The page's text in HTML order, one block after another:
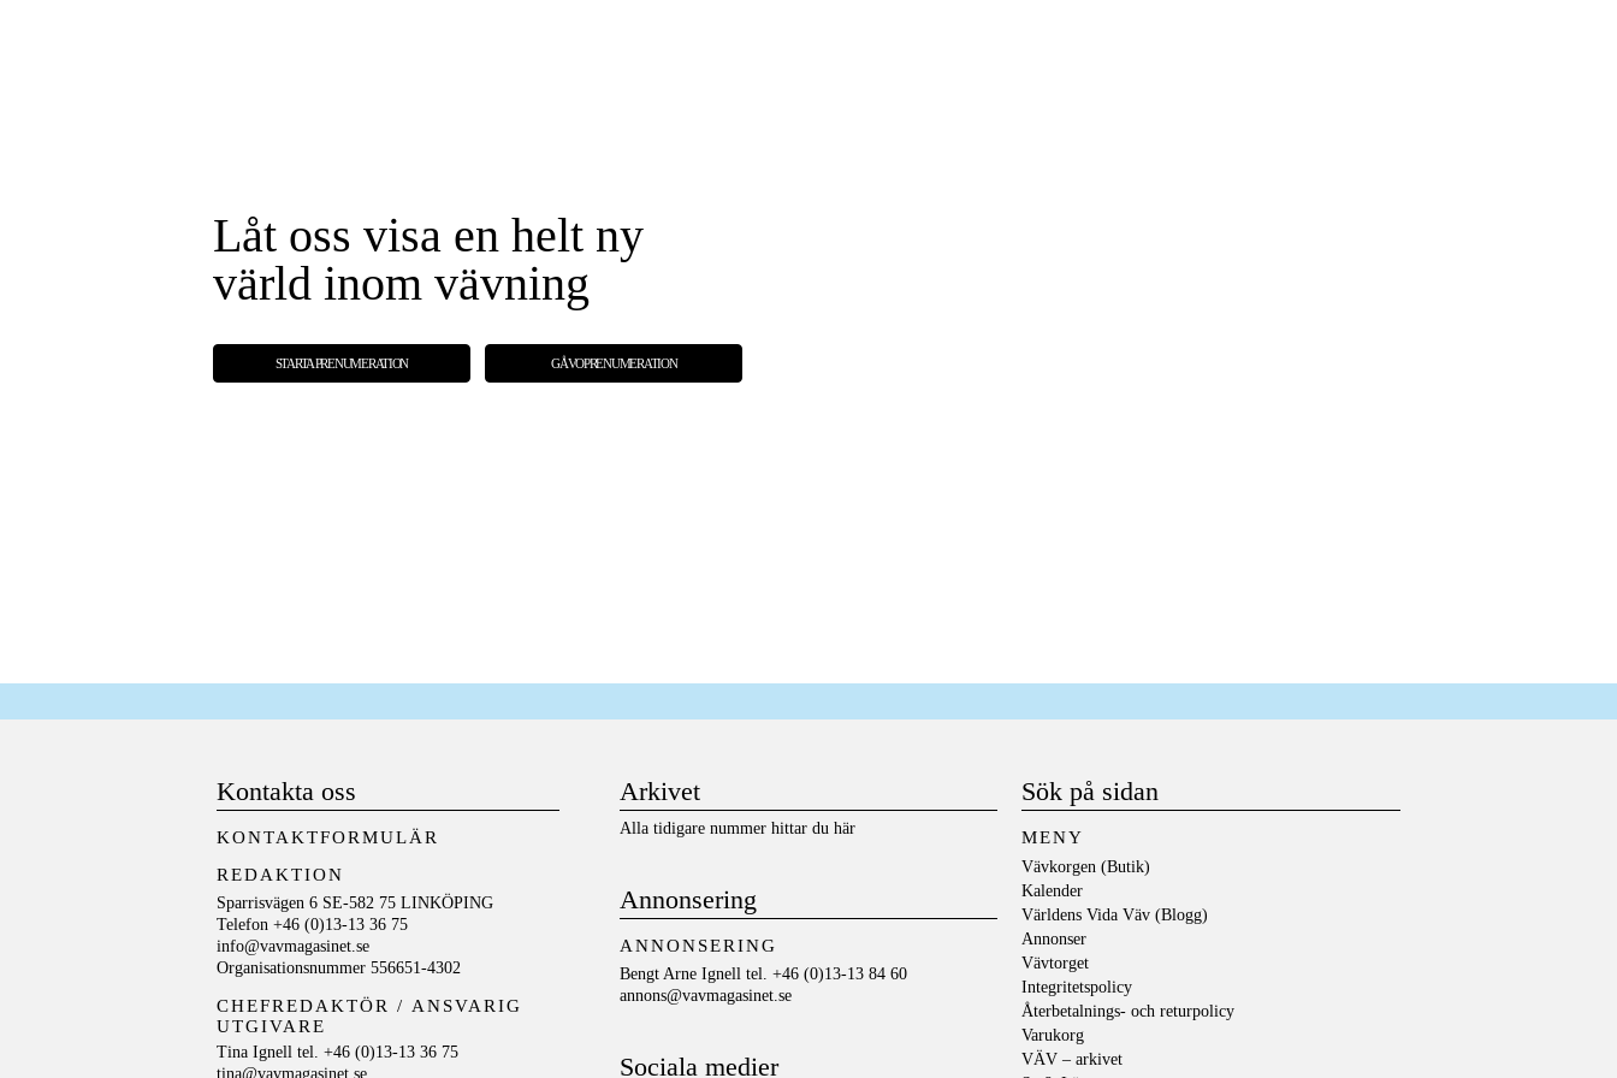
Låt oss visa en helt ny
värld inom vävning
STARTA PRENUMERATION GÅVOPRENUMERATION
Kontakta oss
KONTAKTFORMULÄR
REDAKTION
Sparrisvägen 6 SE-582 75 LINKÖPING
Telefon +46 (0)13-13 36 75
info@vavmagasinet.se
Organisationsnummer 556651-4302
CHEFREDAKTÖR /ANSVARIG
UTGIVARE
Tina Ignell tel. +46 (0)13-13 36 75
tina@vavmagasinet.se
Arkivet
Alla tidigare nummer hittar du här
Annonsering
ANNONSERING
Bengt Arne Ignell tel. +46 (0)13-13 84 60
annons@vavmagasinet.se
Sociala medier
Sök på sidan
MENY
Vävkorgen (Butik)
Kalender
Världens Vida Väv (Blogg)
Annonser
Vävtorget
Integritetspolicy
Återbetalnings- och returpolicy
Varukorg
VÄV – arkivet